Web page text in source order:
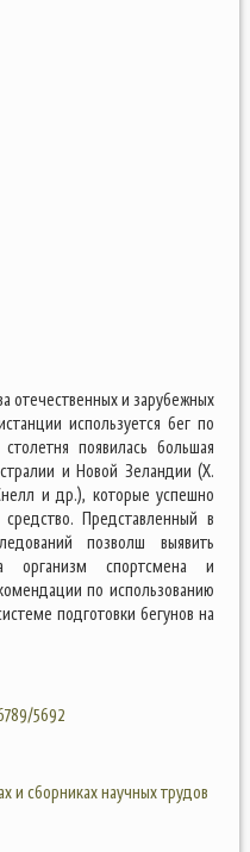
отечественных и зарубежных
используется бег по
появилась большая
и Новой Зеландии (X.
и др.), которые успешно
Представленный в
позволш выявить
спортсмена и
по использованию
подготовки бегунов на
5692
и сборниках научных трудов